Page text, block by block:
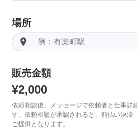
場所
room
販売金額
¥2,000
依頼相談後、メッセージで依頼者と仕事詳
す。依頼相談が承認されると、前払い決
ご提供となります。